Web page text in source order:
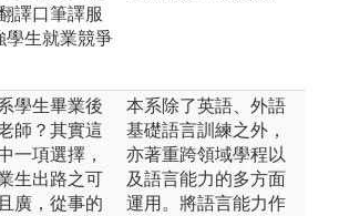
譯口筆譯服
學生就業競爭
學生畢業後
師？其實這
一項選擇，
生出路之可
廣，從事的
本系除了英語、外語
基礎語言訓練之外，
亦著重跨領域學程以
及語言能力的多方面
運用。將語言能力作